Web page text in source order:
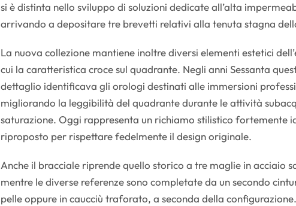
si è distinta nello sviluppo di soluzioni dedicate all’alta
arrivando a depositare tre brevetti relativi alla tenuta stagna
La nuova collezione mantiene inoltre diversi elementi estetici
cui la caratteristica croce sul quadrante. Negli anni Sessanta
dettaglio identificava gli orologi destinati alle immersioni
migliorando la leggibilità del quadrante durante le attività
saturazione. Oggi rappresenta un richiamo stilistico fortemente
riproposto per rispettare fedelmente il design originale.
Anche il bracciale riprende quello storico a tre maglie in acciaio
mentre le diverse referenze sono completate da un secondo
pelle oppure in caucciù traforato, a seconda della configurazione.